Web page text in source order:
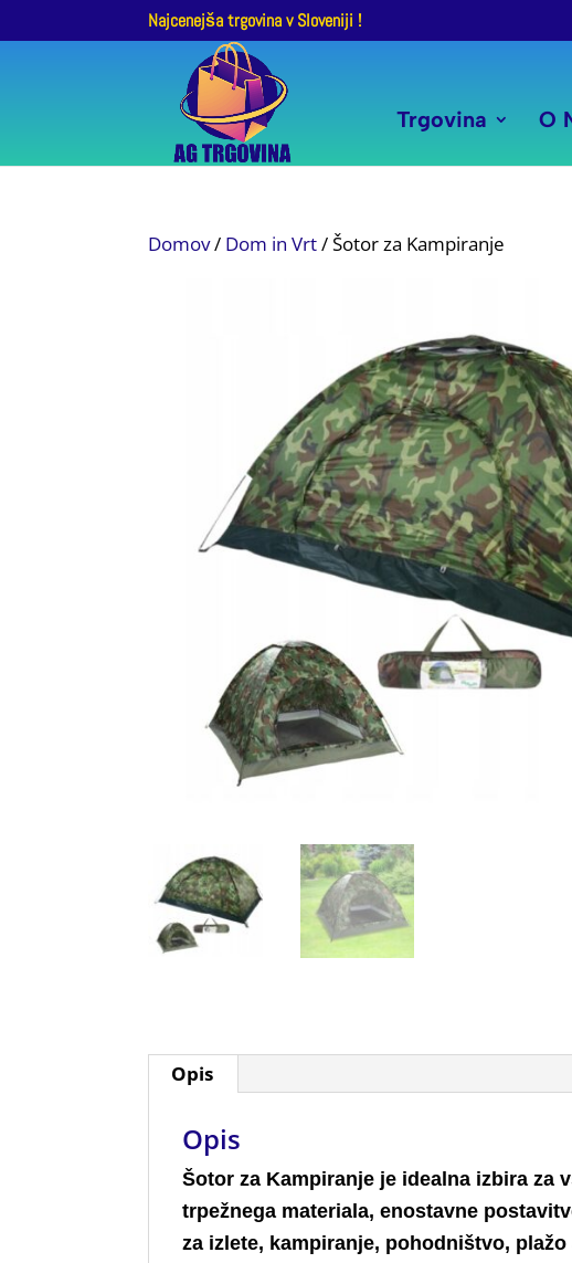
Najcenejša trgovina v Sloveniji !
Trgovina O
Domov/ Dom in Vrt/ Šotor za Kampiranje
Opis
Opis
Šotor za Kampiranje je idealna izbira za
trpežnega materiala, enostavne
za izlete, kampiranje, pohodništvo,